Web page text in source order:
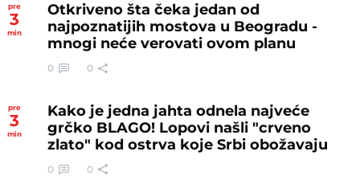
pre
3
min
Otkriveno šta čeka jedan od
najpoznatijih mostova u Beogradu -
mnogi neće verovati ovom planu
0 0
pre
3
min
Kako je jedna jahta odnela najveće
grčko BLAGO! Lopovi našli "crveno
zlato" kod ostrva koje Srbi obožavaju
0 0